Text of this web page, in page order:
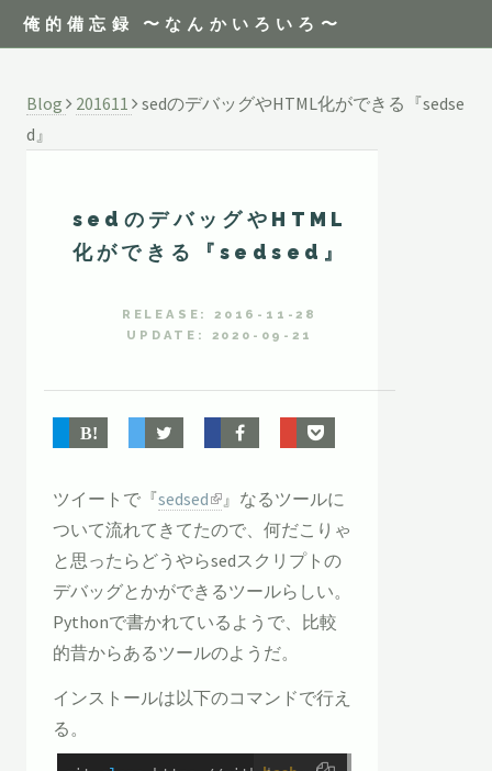
俺的備忘録 〜なんかいろいろ〜
Blog 201611
sedのデバッグやHTML化ができる『sedse
d』
sedのデバッグやHTML
化ができる『sedsed』
RELEASE: 2016-11-28
UPDATE: 2020-09-21
ツイートで『sedsed
』なるツールに
ついて流れてきてたので、何だこりゃ
と思ったらどうやらsedスクリプトの
デバッグとかができるツールらしい。
Pythonで書かれているようで、比較
的昔からあるツールのようだ。
インストールは以下のコマンドで行え
る。